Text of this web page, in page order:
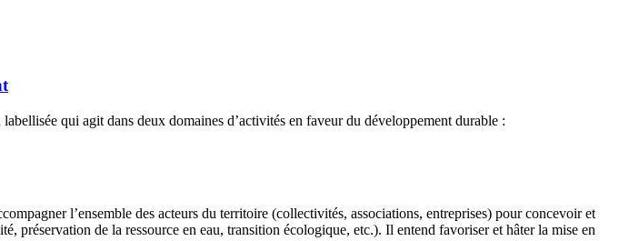
qui agit dans deux domaines d’activités en faveur du développement durable :
l’ensemble des acteurs du territoire (collectivités, associations, entreprises) pour concevoir et
préservation de la ressource en eau, transition écologique, etc.). Il entend favoriser et hâter la mise en